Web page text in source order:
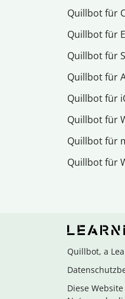
Quillbot für
Quillbot für
Quillbot für
Quillbot für
Quillbot für
Quillbot für
Quillbot für
Quillbot für
Quillbot, a
Diese